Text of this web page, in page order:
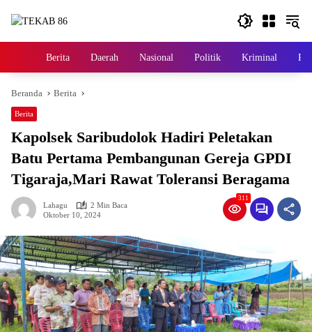
Home
Berita Daerah Nasional Politik Kriminal
Beranda Berita
Berita
Kapolsek Saribudolok Hadiri Peletakan
Batu Pertama Pembangunan Gereja GPDI
Tigaraja,Mari Rawat Toleransi Beragama
Lahagu
2 Min Baca
Oktober 10, 2024
311